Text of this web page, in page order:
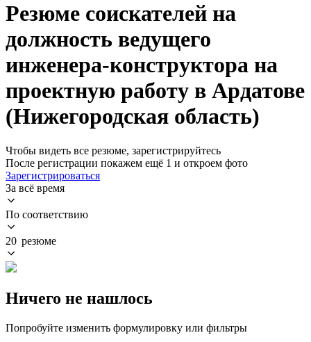
Резюме соискателей на
должность ведущего
инженера-конструктора на
проектную работу в Ардатове
(Нижегородская область)
Чтобы видеть все резюме, зарегистрируйтесь
После регистрации покажем ещё 1 и откроем фото
Зарегистрироваться
За всё время
По соответствию
20 резюме
Ничего не нашлось
Попробуйте изменить формулировку или фильтры